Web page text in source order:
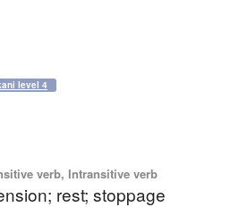
level 4
verb, Intransitive verb
rest; stoppage